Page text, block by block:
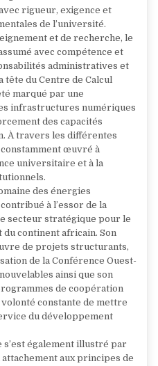
rigueur, exigence et
de l’université.
et de recherche, le
avec compétence et
administratives et
tête du Centre de Calcul
marqué par une
infrastructures numériques
des capacités
À travers les différentes
constamment œuvré à
universitaire et à la
des énergies
à l’essor de la
secteur stratégique pour le
continent africain. Son
de projets structurants,
de la Conférence Ouest-
ainsi que son
de coopération
constante de mettre
du développement
également illustré par
aux principes de